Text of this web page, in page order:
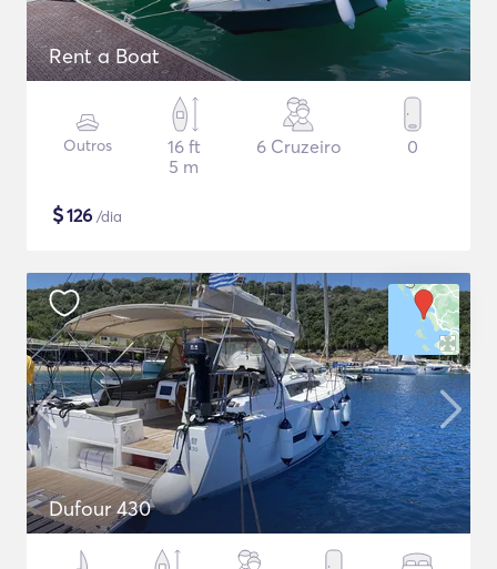
Rent a Boat
Outros
16 ft
5 m
6 Cruzeiro 0
$126 /dia
Dufour 430